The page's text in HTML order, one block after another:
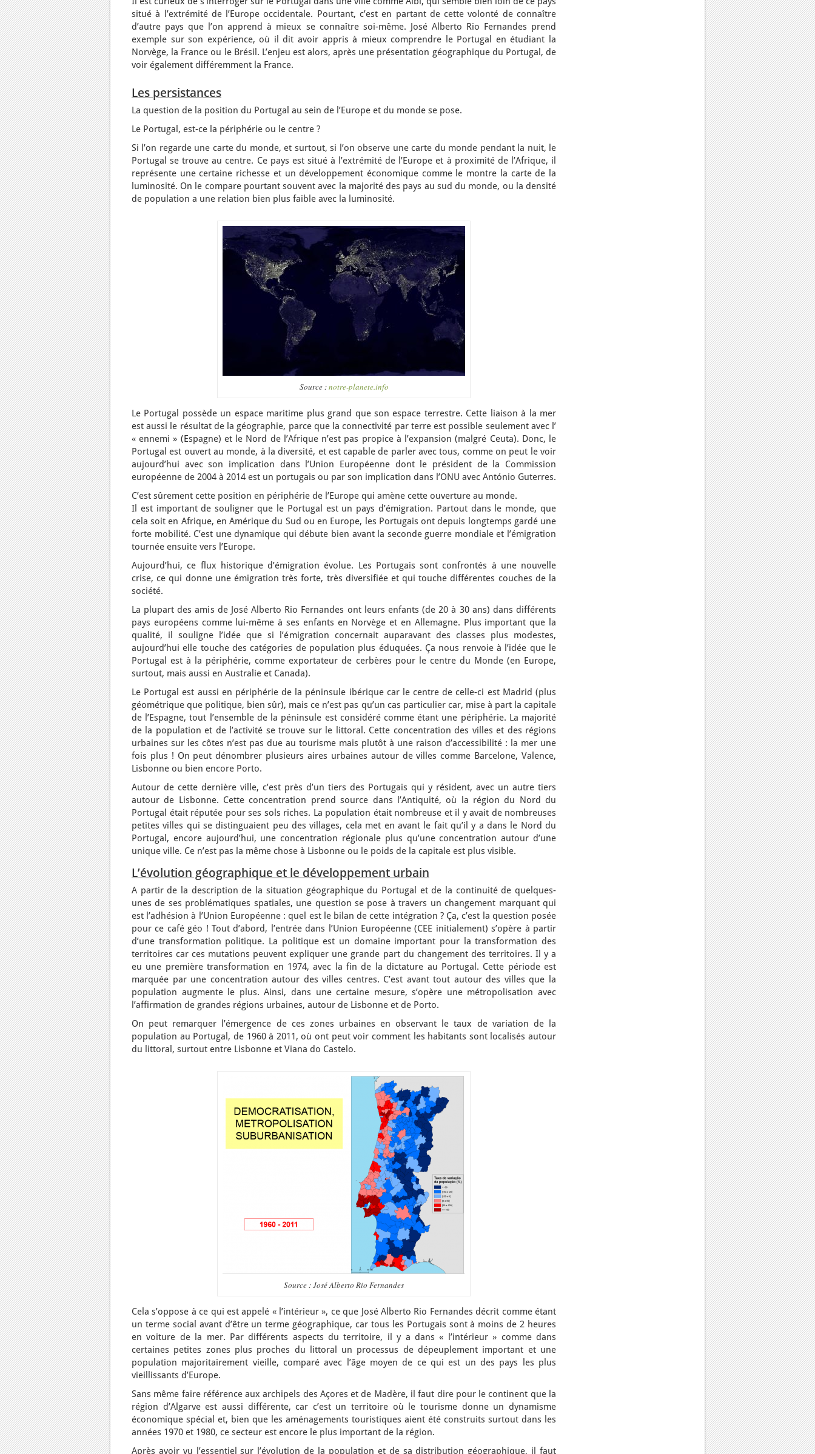
situé à l’extrémité de l’Europe occidentale. Pourtant, c’est en partant de cette volonté de connaître
d’autre pays que l’on apprend à mieux se connaître soi-même. José Alberto Rio Fernandes prend
exemple sur son expérience, où il dit avoir appris à mieux comprendre le Portugal en étudiant la
Norvège, la France ou le Brésil. L’enjeu est alors, après une présentation géographique du Portugal, de
voir également différemment la France.
Les persistances
La question de la position du Portugal au sein de l’Europe et du monde se pose.
Le Portugal, est-ce la périphérie ou le centre ?
Si l’on regarde une carte du monde, et surtout, si l’on observe une carte du monde pendant la nuit, le
Portugal se trouve au centre. Ce pays est situé à l’extrémité de l’Europe et à proximité de l’Afrique, il
représente une certaine richesse et un développement économique comme le montre la carte de la
luminosité. On le compare pourtant souvent avec la majorité des pays au sud du monde, ou la densité
de population a une relation bien plus faible avec la luminosité.
Source :notre-planete.info
Le Portugal possède un espace maritime plus grand que son espace terrestre. Cette liaison à la mer
est aussi le résultat de la géographie, parce que la connectivité par terre est possible seulement avec l’
« ennemi » (Espagne) et le Nord de l’Afrique n’est pas propice à l’expansion (malgré Ceuta). Donc, le
Portugal est ouvert au monde, à la diversité, et est capable de parler avec tous, comme on peut le voir
aujourd’hui avec son implication dans l’Union Européenne dont le président de la Commission
européenne de 2004 à 2014 est un portugais ou par son implication dans l’ONU avec António Guterres.
C’est sûrement cette position en périphérie de l’Europe qui amène cette ouverture au monde.
Il est important de souligner que le Portugal est un pays d’émigration. Partout dans le monde, que
cela soit en Afrique, en Amérique du Sud ou en Europe, les Portugais ont depuis longtemps gardé une
forte mobilité. C’est une dynamique qui débute bien avant la seconde guerre mondiale et l’émigration
tournée ensuite vers l’Europe.
Aujourd’hui, ce flux historique d’émigration évolue. Les Portugais sont confrontés à une nouvelle
crise, ce qui donne une émigration très forte, très diversifiée et qui touche différentes couches de la
société.
La plupart des amis de José Alberto Rio Fernandes ont leurs enfants (de 20 à 30 ans) dans différents
pays européens comme lui-même à ses enfants en Norvège et en Allemagne. Plus important que la
qualité, il souligne l’idée que si l’émigration concernait auparavant des classes plus modestes,
aujourd’hui elle touche des catégories de population plus éduquées. Ça nous renvoie à l’idée que le
Portugal est à la périphérie, comme exportateur de cerbères pour le centre du Monde (en Europe,
surtout, mais aussi en Australie et Canada).
Le Portugal est aussi en périphérie de la péninsule ibérique car le centre de celle-ci est Madrid (plus
géométrique que politique, bien sûr), mais ce n’est pas qu’un cas particulier car, mise à part la capitale
de l’Espagne, tout l’ensemble de la péninsule est considéré comme étant une périphérie. La majorité
de la population et de l’activité se trouve sur le littoral. Cette concentration des villes et des régions
urbaines sur les côtes n’est pas due au tourisme mais plutôt à une raison d’accessibilité : la mer une
fois plus ! On peut dénombrer plusieurs aires urbaines autour de villes comme Barcelone, Valence,
Lisbonne ou bien encore Porto.
Autour de cette dernière ville, c’est près d’un tiers des Portugais qui y résident, avec un autre tiers
autour de Lisbonne. Cette concentration prend source dans l’Antiquité, où la région du Nord du
Portugal était réputée pour ses sols riches. La population était nombreuse et il y avait de nombreuses
petites villes qui se distinguaient peu des villages, cela met en avant le fait qu’il y a dans le Nord du
Portugal, encore aujourd’hui, une concentration régionale plus qu’une concentration autour d’une
unique ville. Ce n’est pas la même chose à Lisbonne ou le poids de la capitale est plus visible.
L’évolution géographique et le développement urbain
A partir de la description de la situation géographique du Portugal et de la continuité de quelques-
unes de ses problématiques spatiales, une question se pose à travers un changement marquant qui
est l’adhésion à l’Union Européenne : quel est le bilan de cette intégration ? Ça, c’est la question posée
pour ce café géo ! Tout d’abord, l’entrée dans l’Union Européenne (CEE initialement) s’opère à partir
d’une transformation politique. La politique est un domaine important pour la transformation des
territoires car ces mutations peuvent expliquer une grande part du changement des territoires. Il y a
eu une première transformation en 1974, avec la fin de la dictature au Portugal. Cette période est
marquée par une concentration autour des villes centres. C’est avant tout autour des villes que la
population augmente le plus. Ainsi, dans une certaine mesure, s’opère une métropolisation avec
l’affirmation de grandes régions urbaines, autour de Lisbonne et de Porto.
On peut remarquer l’émergence de ces zones urbaines en observant le taux de variation de la
population au Portugal, de 1960 à 2011, où ont peut voir comment les habitants sont localisés autour
du littoral, surtout entre Lisbonne et Viana do Castelo.
Source : José Alberto Rio Fernandes
Cela s’oppose à ce qui est appelé « l’intérieur », ce que José Alberto Rio Fernandes décrit comme étant
un terme social avant d’être un terme géographique, car tous les Portugais sont à moins de 2 heures
en voiture de la mer. Par différents aspects du territoire, il y a dans « l’intérieur » comme dans
certaines petites zones plus proches du littoral un processus de dépeuplement important et une
population majoritairement vieille, comparé avec l’âge moyen de ce qui est un des pays les plus
vieillissants d’Europe.
Sans même faire référence aux archipels des Açores et de Madère, il faut dire pour le continent que la
région d’Algarve est aussi différente, car c’est un territoire où le tourisme donne un dynamisme
économique spécial et, bien que les aménagements touristiques aient été construits surtout dans les
années 1970 et 1980, ce secteur est encore le plus important de la région.
Après avoir vu l’essentiel sur l’évolution de la population et de sa distribution géographique, il faut